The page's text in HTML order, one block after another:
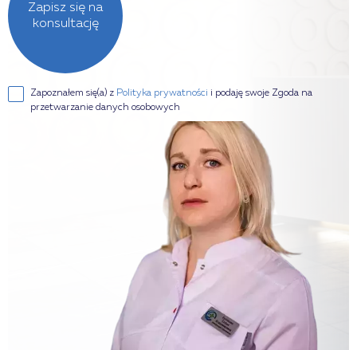
Zapisz się na
konsultację
Zapoznałem się(a) z Polityka prywatności i podaję swoje Zgoda na
przetwarzanie danych osobowych